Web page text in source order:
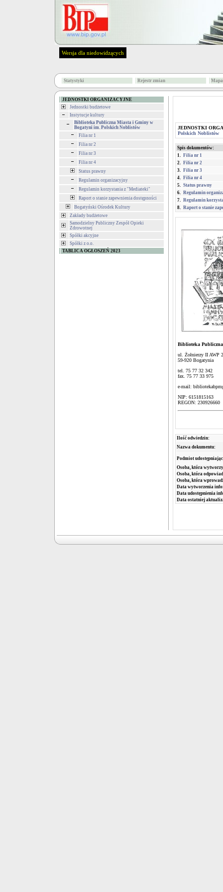
Wersja dla niedowidzących
Statystyki Rejestr zmian
JEDNOSTKI ORGANIZACYJNE
Jednostki budżetowe
Instytucje kultury
Biblioteka Publiczna Miasta i Gminy w
Bogatyni im. Polskich Noblistów
Filia nr 1
Filia nr 2
Filia nr 3
Filia nr 4
Status prawny
Regulamin organizacyjny
Regulamin korzystania z "Mediateki"
Raport o stanie zapewnienia dostępności
Bogatyński Ośrodek Kultury
Zakłady budżetowe
Samodzielny Publiczny Zespół Opieki
Zdrowotnej
Spółki akcyjne
Spółki z o.o.
TABLICA OGŁOSZEŃ 2023
JEDNOSTKI
Polskich Noblistów
Spis dokumentów:
1. Filia nr 1
2. Filia nr 2
3. Filia nr 3
4. Filia nr 4
5. Status prawny
6. Regulamin
7. Regulamin
8. Raport o stanie
Biblioteka
ul. Żołnierzy II AWP
59-920 Bogatynia
tel. 75 77 32 342
fax. 75 77 33 975
e-mail:
NIP: 6151815163
REGON: 230926660
Ilość odwiedzin:
Nazwa dokumentu:
Podmiot
Osoba, która
Osoba, która
Osoba, która
Data wytworzenia
Data udostępnienia
Data ostatniej